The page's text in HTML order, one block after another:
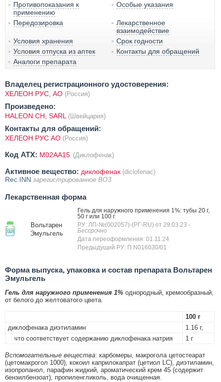
Противопоказания к
применению
Особые указания
Передозировка
Лекарственное
взаимодействие
Условия хранения
Срок годности
Условия отпуска из аптек
Контакты для обращений
Аналоги препарата
Владелец регистрационного удостоверения:
ХЕЛЕОН РУС, АО (Россия)
Произведено:
HALEON CH, SARL (Швейцария)
Контакты для обращений:
ХЕЛЕОН РУС АО (Россия)
Код ATX: M02AA15 (Диклофенак)
Активное вещество: диклофенак (diclofenac)
Rec.INN зарегистрированное ВОЗ
Лекарственная форма
Вольтарен
Эмульгель
Гель для наружного применения 1%: тубы 20 г,
50 г или 100 г
РУ: ЛП-№(002057)-(РГ-RU) от 29.03.23 -
Бессрочно
Дата переоформления: 01.11.24
Предыдущий РУ: П N016030/01
Форма выпуска, упаковка и состав препарата Вольтарен
Эмульгель
Гель для наружного применения 1% однородный, кремообразный,
от белого до желтоватого цвета.
100 г
диклофенака диэтиламин
1.16 г,
что соответствует содержанию диклофенака натрия
1 г
Вспомогательные вещества: карбомеры, макрогола цетостеарат
(цетомакрогол 1000), кокоил каприлокапрат (цетиол LC), диэтиламин,
изопропанол, парафин жидкий, ароматический крем 45 (содержит
бензилбензоат), пропиленгликоль, вода очищенная.